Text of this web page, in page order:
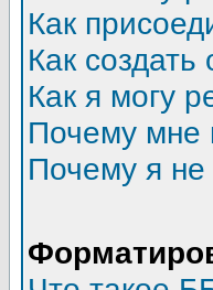
Как
Как создать
Как я могу
Почему мне
Почему я не